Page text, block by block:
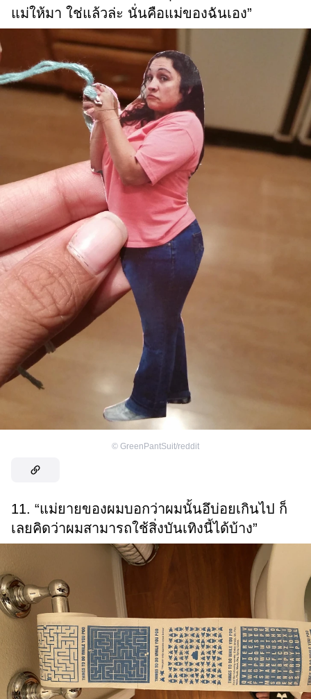
แม่ให้มา ใช่แล้วล่ะ นั่นคือแม่ของฉันเอง”
© GreenPantSuit/reddit
11. “แม่ยายของผมบอกว่าผมนั้นอึบ่อยเกินไป ก็
เลยคิดว่าผมสามารถใช้สิ่งบันเทิงนี้ได้บ้าง”